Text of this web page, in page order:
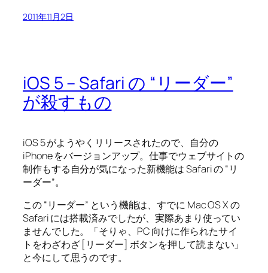
2011年11月2日
iOS 5 – Safari の “リーダー”
が殺すもの
iOS 5 がようやくリリースされたので、自分の
iPhone をバージョンアップ。仕事でウェブサイトの
制作もする自分が気になった新機能は Safari の “リ
ーダー”。
この “リーダー” という機能は、すでに Mac OS X の
Safari には搭載済みでしたが、実際あまり使ってい
ませんでした。「そりゃ、PC 向けに作られたサイ
トをわざわざ [リーダー] ボタンを押して読まない」
と今にして思うのです。